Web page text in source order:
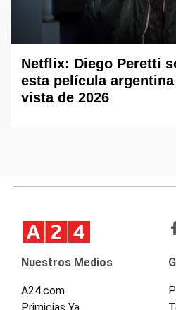
Netflix: Diego Peretti
esta película
vista de 2026
Nuestros Medios
A24.com